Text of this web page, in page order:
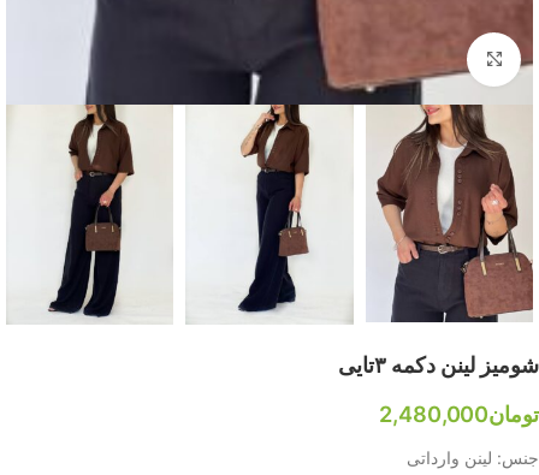
بزرگنمایی تصویر
شومیز‌ لینن دکمه ۳تایی
تومان2,480,000
جنس: لینن وارداتی